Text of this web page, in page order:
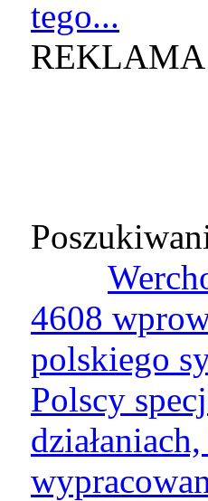
tego...
REKLAMA
4608
polskiego
Polscy